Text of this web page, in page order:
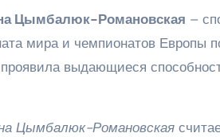
Цымбалюк-Романовская –
мира и чемпионатов Европы
проявила выдающиеся
Цымбалюк-Романовская